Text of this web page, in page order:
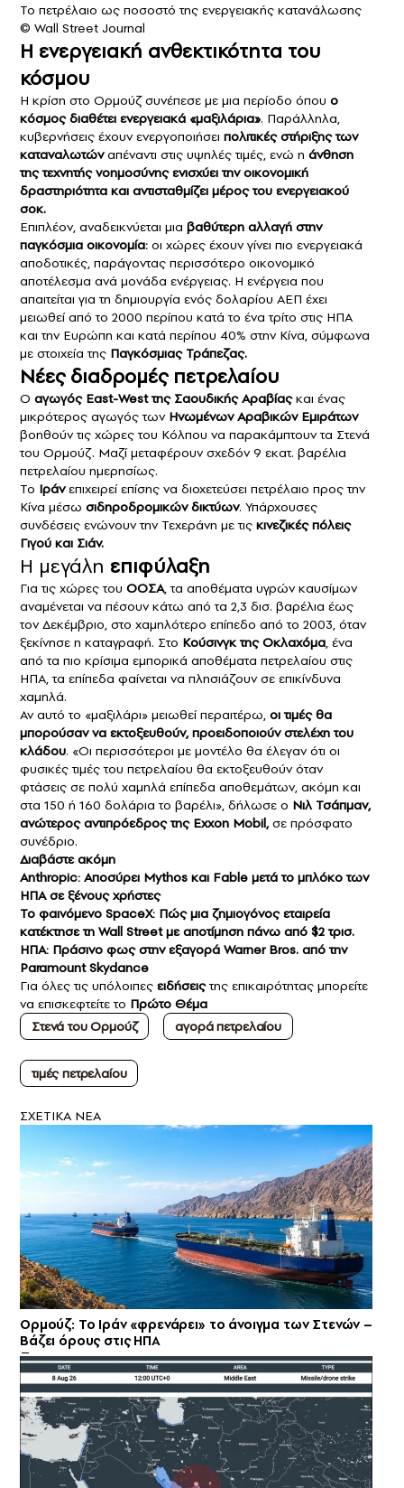
To πετρέλαιο ως ποσοστό της ενεργειακής κατανάλωσης
© Wall Street Journal
Η ενεργειακή ανθεκτικότητα του
κόσμου
Η κρίση στο Ορμούζ συνέπεσε με μια περίοδο όπου ο
κόσμος διαθέτει ενεργειακά «μαξιλάρια». Παράλληλα,
κυβερνήσεις έχουν ενεργοποιήσει πολιτικές στήριξης των
καταναλωτώναπέναντι στις υψηλές τιμές, ενώ η άνθηση
της τεχνητής νοημοσύνης ενισχύει την οικονομική
δραστηριότητα και αντισταθμίζει μέρος του ενεργειακού
σοκ.
Επιπλέον, αναδεικνύεται μια βαθύτερη αλλαγή στην
παγκόσμια οικονομία: οι χώρες έχουν γίνει πιο ενεργειακά
αποδοτικές, παράγοντας περισσότερο οικονομικό
αποτέλεσμα ανά μονάδα ενέργειας. Η ενέργεια που
απαιτείται για τη δημιουργία ενός δολαρίου ΑΕΠ έχει
μειωθεί από το 2000 περίπου κατά το ένα τρίτο στις ΗΠΑ
και την Ευρώπη και κατά περίπου 40% στην Κίνα, σύμφωνα
με στοιχεία της Παγκόσμιας Τράπεζας.
Νέες διαδρομές πετρελαίου
Ο αγωγός East-West της Σαουδικής Αραβίαςκαι ένας
μικρότερος αγωγός τωνΗνωμένων Αραβικών Εμιράτων
βοηθούν τις χώρες του Κόλπου να παρακάμπτουν τα Στενά
του Ορμούζ. Μαζί μεταφέρουν σχεδόν 9 εκατ. βαρέλια
πετρελαίου ημερησίως.
Το Ιράνεπιχειρεί επίσης να διοχετεύσει πετρέλαιο προς την
Κίνα μέσω σιδηροδρομικών δικτύων. Υπάρχουσες
συνδέσεις ενώνουν την Τεχεράνη με τις κινεζικές πόλεις
Γιγού και Σιάν.
Η μεγάλη επιφύλαξη
Για τις χώρες του ΟΟΣΑ, τα αποθέματα υγρών καυσίμων
αναμένεται να πέσουν κάτω από τα 2,3 δισ. βαρέλια έως
τον Δεκέμβριο, στο χαμηλότερο επίπεδο από το 2003, όταν
ξεκίνησε η καταγραφή. Στο Κούσινγκ της Οκλαχόμα, ένα
από τα πιο κρίσιμα εμπορικά αποθέματα πετρελαίου στις
ΗΠΑ, τα επίπεδα φαίνεται να πλησιάζουν σε επικίνδυνα
χαμηλά.
Αν αυτό το «μαξιλάρι» μειωθεί περαιτέρω, οι τιμές θα
μπορούσαν να εκτοξευθούν, προειδοποιούν στελέχη του
κλάδου. «Οι περισσότεροι με μοντέλο θα έλεγαν ότι οι
φυσικές τιμές του πετρελαίου θα εκτοξευθούν όταν
φτάσεις σε πολύ χαμηλά επίπεδα αποθεμάτων, ακόμη και
στα 150 ή 160 δολάρια το βαρέλι», δήλωσε ο Νιλ Τσάπμαν,
ανώτερος αντιπρόεδρος της Exxon Mobil,σε πρόσφατο
συνέδριο.
Διαβάστε ακόμη
Anthropic: Αποσύρει Mythos και Fable μετά το μπλόκο των
ΗΠΑ σε ξένους χρήστες
Το φαινόμενο SpaceX: Πώς μια ζημιογόνος εταιρεία
κατέκτησε τη Wall Street με αποτίμηση πάνω από $2 τρισ.
ΗΠΑ: Πράσινο φως στην εξαγορά Warner Bros. από την
Paramount Skydance
Για όλες τις υπόλοιπες ειδήσειςτης επικαιρότητας μπορείτε
να επισκεφτείτε το Πρώτο Θέμα
Στενά του Ορμούζ
αγορά πετρελαίου
τιμές πετρελαίου
ΣXETIKA NEA
Ορμούζ: Το Ιράν «φρενάρει» το άνοιγμα των Στενών –
Βάζει όρους στις ΗΠΑ